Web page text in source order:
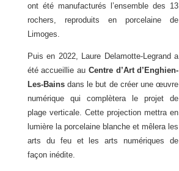
ont été manufacturés l’ensemble des 13
rochers, reproduits en porcelaine de
Limoges.
Puis en 2022, Laure Delamotte-Legrand a
été accueillie au Centre d’Art d’Enghien-
Les-Bainsdans le but de créer une œuvre
numérique qui complètera le projet de
plage verticale. Cette projection mettra en
lumière la porcelaine blanche et mêlera les
arts du feu et les arts numériques de
façon inédite.